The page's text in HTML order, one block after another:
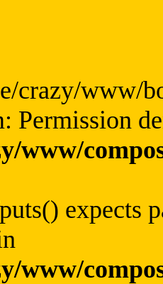
crazy/www/
Permission
www/
expects
www/